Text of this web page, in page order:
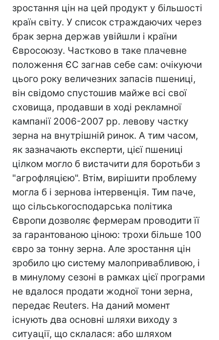
зростання цін на цей продукт у більшості
країн світу. У список страждаючих через
брак зерна держав увійшли і країни
Євросоюзу. Частково в таке плачевне
положення ЄС загнав себе сам: очікуючи
цього року величезних запасів пшениці,
він свідомо спустошив майже всі свої
сховища, продавши в ході рекламної
кампанії 2006-2007 рр. левову частку
зерна на внутрішній ринок. А тим часом,
як зазначають експерти, цієї пшениці
цілком могло б вистачити для боротьби з
"агрофляцією". Втім, вирішити проблему
могла б і зернова інтервенція. Тим паче,
що сільськогосподарська політика
Європи дозволяє фермерам проводити її
за гарантованою ціною: трохи більше 100
євро за тонну зерна. Але зростання цін
зробило цю систему малопривабливою, і
в минулому сезоні в рамках цієї програми
не вдалося продати жодної тони зерна,
передає Reuters. На даний момент
існують два основні шляхи виходу з
ситуації, що склалася: або шляхом